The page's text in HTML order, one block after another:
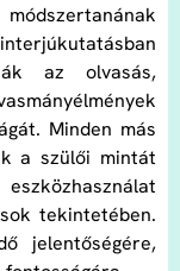
az olvasás,
Minden más
a szülői mintát
tekintetében.
jelentőségére,